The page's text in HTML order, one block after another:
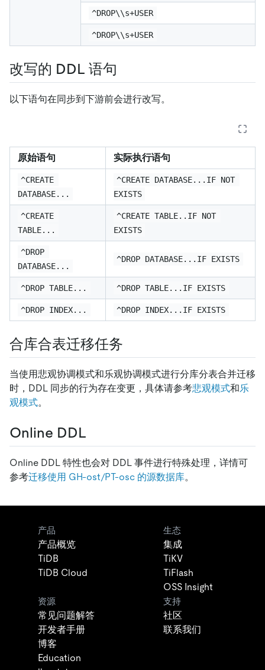
^DROP\\s+USER
^DROP\\s+USER
改写的 DDL 语句
以下语句在同步到下游前会进行改写。
原始语句 实际执行语句
^CREATE
DATABASE...
^CREATE DATABASE...IF NOT
EXISTS
^CREATE
TABLE...
^CREATE TABLE..IF NOT
EXISTS
^DROP
DATABASE...
^DROP DATABASE...IF EXISTS
^DROP TABLE... ^DROP TABLE...IF EXISTS
^DROP INDEX... ^DROP INDEX...IF EXISTS
合库合表迁移任务
当使用悲观协调模式和乐观协调模式进行分库分表合并迁移
时，DDL 同步的行为存在变更，具体请参考悲观模式和乐
观模式。
Online DDL
Online DDL 特性也会对 DDL 事件进行特殊处理，详情可
参考迁移使用 GH-ost/PT-osc 的源数据库。
产品
产品概览
TiDB
TiDB Cloud
生态
集成
TiKV
TiFlash
OSS Insight
资源
常见问题解答
开发者手册
博客
Education
支持
社区
联系我们